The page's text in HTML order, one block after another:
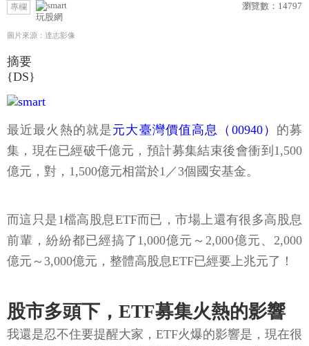
專欄
玩股網
瀏覽數： 14797
圖片來源：達志影像
摘要
{DS}
最近最火熱的就是元大臺灣價值高息（00940） 的募
集，現在已經破千億元，預計募集結束後會衝到1,500
億元，對，1,500億元相當於1／3個國安基金。
而這只是1檔高股息ETF而已，市場上還有很多高股息
前輩，紛紛都已經搞了1,000億元～2,000億元、2,000
億元～3,000億元，整體高股息ETF已經要上兆元了！
股市多頭下，ETF募集火熱的影響
我還是忍不住要提醒大家，ETF火爆的影響是，現在很